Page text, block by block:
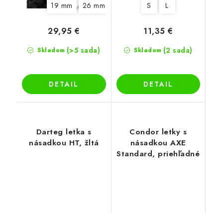
19 mm 26 mm
Skladom (>5 sada)
29,95 €
DETAIL
S L
Skladom (2 sada)
11,35 €
DETAIL
Darteg letka s
násadkou HT, žltá
Condor letky s
násadkou AXE
Standard, priehľadné